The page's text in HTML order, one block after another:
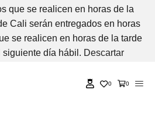
que se realicen en horas de la
Cali serán entregados en horas
se realicen en horas de la tarde
día hábil. Descartar
0 0